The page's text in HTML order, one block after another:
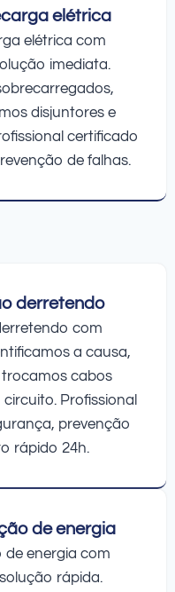
elétrica
elétrica com
imediata.
disjuntores e
certificado
de falhas.
derretendo
com
a causa,
cabos
Profissional
prevenção
rápido 24h.
de energia
de energia com
rápida.